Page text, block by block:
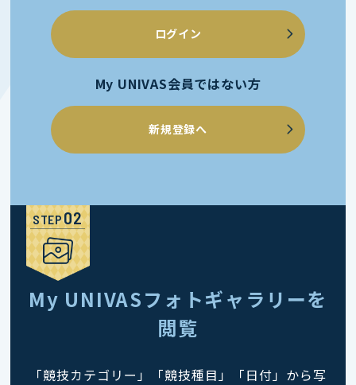
ログイン
My UNIVAS会員ではない方
新規登録へ
STEP
My UNIVASフォトギャラリーを
閲覧
「競技カテゴリー」「競技種目」「日付」から写